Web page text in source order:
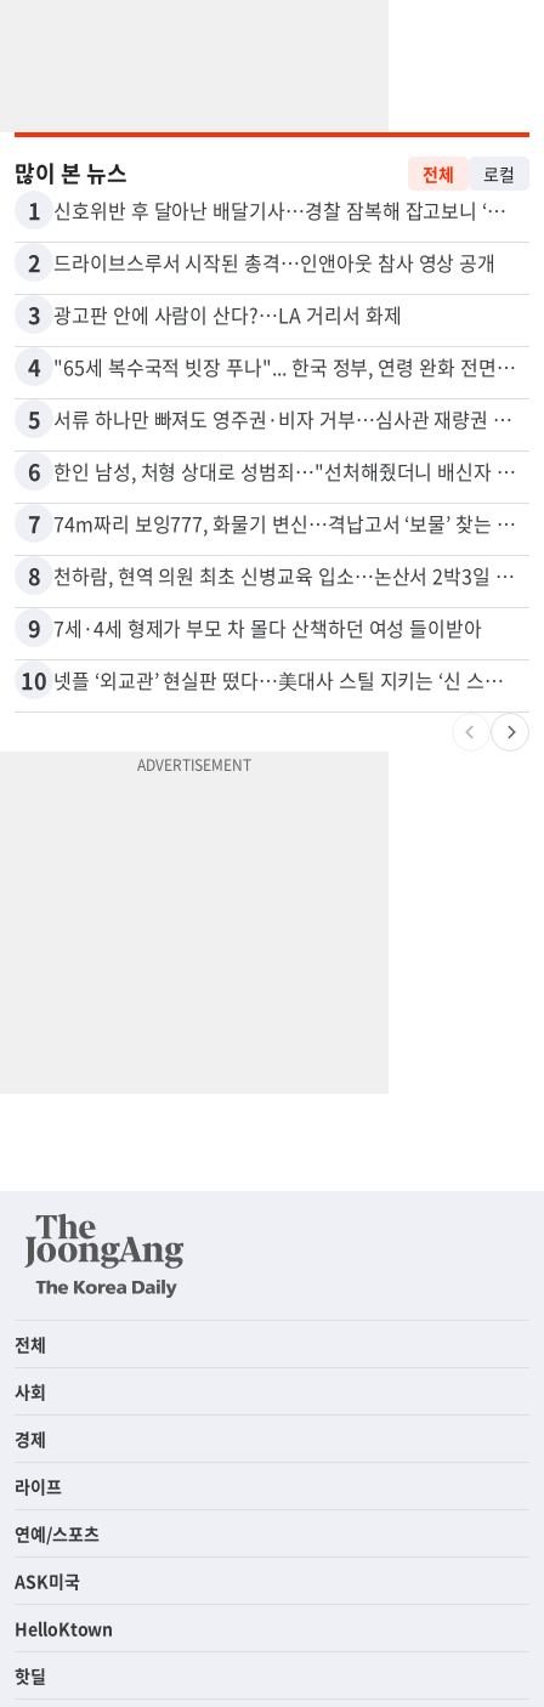
많이 본 뉴스 전체 로컬
1 신호위반 후 달아난 배달기사…경찰 잠복해 잡고보니 ‘반전’
2 드라이브스루서 시작된 총격…인앤아웃 참사 영상 공개
3 광고판 안에 사람이 산다?…LA 거리서 화제
4 "65세 복수국적 빗장 푸나"... 한국 정부, 연령 완화 전면 추진
5 서류 하나만 빠져도 영주권·비자 거부…심사관 재량권 대폭 확대
6 한인 남성, 처형 상대로 성범죄…"선처해줬더니 배신자 취급"
7 74m짜리 보잉777, 화물기 변신…격납고서 ‘보물’ 찾는 인천공항
8 천하람, 현역 의원 최초 신병교육 입소…논산서 2박3일 생활
9 7세·4세 형제가 부모 차 몰다 산책하던 여성 들이받아
10 넷플 ‘외교관’ 현실판 떴다…美대사 스틸 지키는 ‘신 스틸러’
전체
사회
경제
라이프
연예/스포츠
ASK미국
HelloKtown
핫딜